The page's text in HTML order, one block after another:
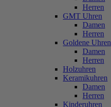
Herren
GMT Uhren
Damen
Herren
Goldene Uhren
Damen
Herren
Holzuhren
Keramikuhren
Damen
Herren
Kinderuhren